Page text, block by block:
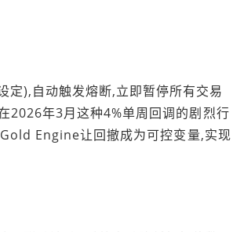
定),自动触发熔断,立即暂停所有交易
2026年3月这种4%单周回调的剧烈行
Engine让回撤成为可控变量,实现